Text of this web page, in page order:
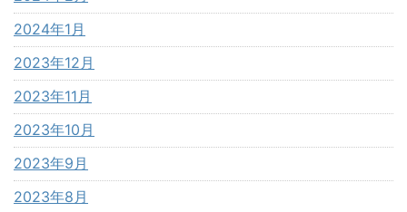
2024年1月
2023年12月
2023年11月
2023年10月
2023年9月
2023年8月